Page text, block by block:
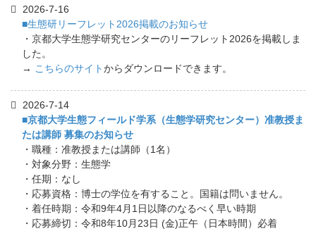
2026-7-16
■生態研リーフレット2026掲載のお知らせ
・京都大学生態学研究センターのリーフレット2026を掲載しま
した。
→
こちらのサイトからダウンロードできます。
2026-7-14
■京都大学生態フィールド学系（生態学研究センター）准教授ま
たは講師 募集のお知らせ
・職種：准教授または講師（1名）
・対象分野：生態学
・任期：なし
・応募資格：博士の学位を有すること。国籍は問いません。
・着任時期：令和9年4月1日以降のなるべく早い時期
・応募締切：令和8年10月23日 (金)正午（日本時間）必着